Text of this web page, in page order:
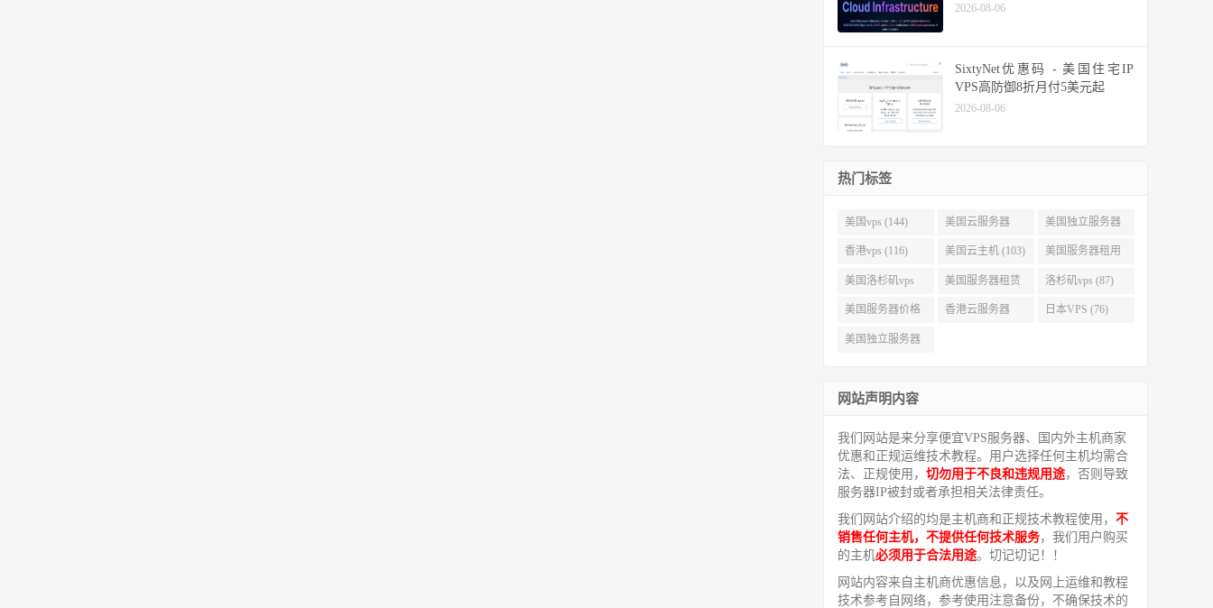
2026-08-06
SixtyNet优惠码 - 美国住宅IP
VPS高防御8折月付5美元起
2026-08-06
热门标签
美国vps (144) 美国云服务器
(143)
美国独立服务器
(118)
香港vps (116) 美国云主机 (103) 美国服务器租用
(99)
美国洛杉矶vps
(94)
美国服务器租赁
(91)
洛杉矶vps (87)
美国服务器价格
(82)
香港云服务器 日本VPS (76)
美国独立服务器
网站声明内容
我们网站是来分享便宜VPS服务器、国内外主机商家
优惠和正规运维技术教程。用户选择任何主机均需合
法、正规使用， 切勿用于不良和违规用途，否则导致
服务器IP被封或者承担相关法律责任。
我们网站介绍的均是主机商和正规技术教程使用， 不
销售任何主机，不提供任何技术服务，我们用户购买
的主机必须用于合法用途。切记切记！！
网站内容来自主机商优惠信息，以及网上运维和教程
技术参考自网络，参考使用注意备份，不确保技术的